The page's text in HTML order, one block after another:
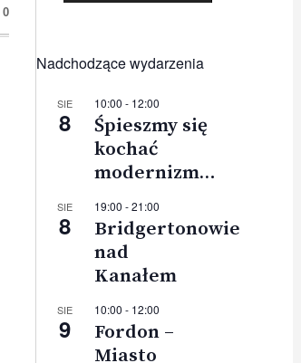
0
Nadchodzące wydarzenia
SIE
8
10:00 - 12:00
Śpieszmy się
kochać
modernizm…
SIE
8
19:00 -21:00
Bridgertonowie
nad
Kanałem
SIE
9
10:00 - 12:00
Fordon –
Miasto